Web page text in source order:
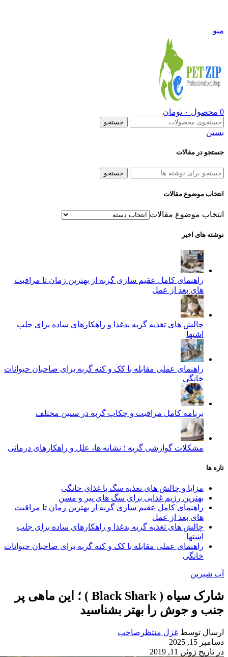
منو
0 محصول ۰ تومان
جستجو
بستن
جستجو در مقالات
جستجو
انتخاب موضوع مقالات
انتخاب موضوع مقالات
نوشته های اخیر
راهنمای کامل عقیم سازی گربه از بهترین زمان تا مراقبت‌
های بعد از عمل
چالش‌ های تغذیه گربه بدغذا و راهکارهای ساده برای جلب
اشتها
راهنمای عملی مقابله با کک و کنه گربه برای صاحبان حیوانات
خانگی
برنامه کامل مراقبت و چکاپ گربه در سنین مختلف
مشکلات گوارشی گربه ؛ نشانه‌ ها، علل و راهکارهای درمانی
تازه ها
مزایا و چالش‌ های تغذیه سگ با غذای خانگی
بهترین رژیم غذایی برای سگ‌ های پیر و مسن
راهنمای کامل عقیم سازی گربه از بهترین زمان تا مراقبت‌
های بعد از عمل
چالش‌ های تغذیه گربه بدغذا و راهکارهای ساده برای جلب
اشتها
راهنمای عملی مقابله با کک و کنه گربه برای صاحبان حیوانات
خانگی
آب شیرین
شارک سیاه ( Black Shark ) ؛ این ماهی پر
جنب و جوش را بهتر بشناسید
ارسال توسط غزل منتظرصاحب
دسامبر 15, 2025
در تاریخ ژوئن 11, 2019